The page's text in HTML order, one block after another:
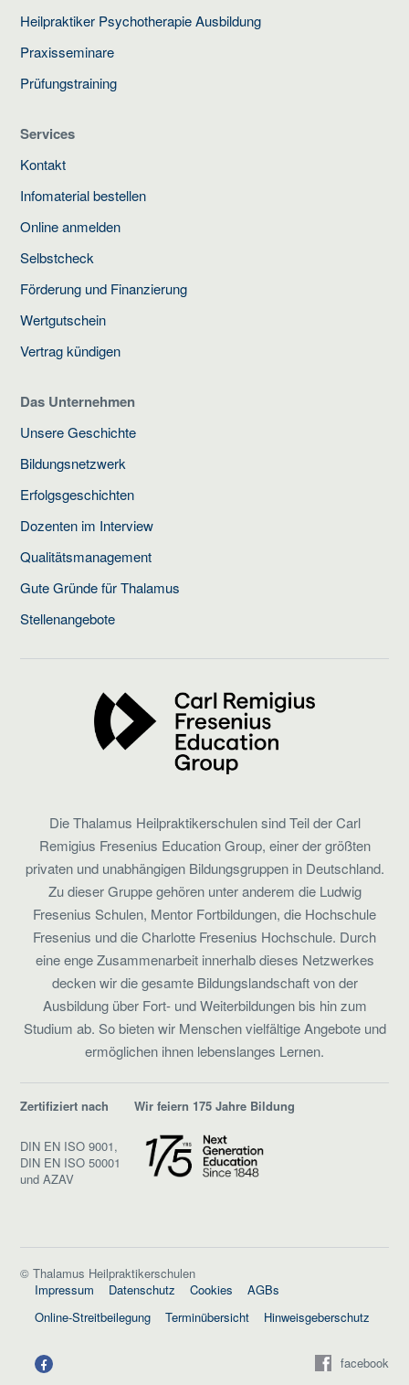
Heilpraktiker Psychotherapie Ausbildung
Praxisseminare
Prüfungstraining
Services
Kontakt
Infomaterial bestellen
Online anmelden
Selbstcheck
Förderung und Finanzierung
Wertgutschein
Vertrag kündigen
Das Unternehmen
Unsere Geschichte
Bildungsnetzwerk
Erfolgsgeschichten
Dozenten im Interview
Qualitätsmanagement
Gute Gründe für Thalamus
Stellenangebote
Die Thalamus Heilpraktikerschulen sind Teil der Carl
Remigius Fresenius Education Group, einer der größten
privaten und unabhängigen Bildungsgruppen in Deutschland.
Zu dieser Gruppe gehören unter anderem die Ludwig
Fresenius Schulen, Mentor Fortbildungen, die Hochschule
Fresenius und die Charlotte Fresenius Hochschule. Durch
eine enge Zusammenarbeit innerhalb dieses Netzwerkes
decken wir die gesamte Bildungslandschaft von der
Ausbildung über Fort- und Weiterbildungen bis hin zum
Studium ab. So bieten wir Menschen vielfältige Angebote und
ermöglichen ihnen lebenslanges Lernen.
Zertifiziert nach
DIN EN ISO 9001,
DIN EN ISO 50001
und AZAV
Wir feiern 175 Jahre Bildung
© Thalamus Heilpraktikerschulen
Impressum
Datenschutz Cookies
AGBs
Online-Streitbeilegung
Terminübersicht Hinweisgeberschutz
facebook